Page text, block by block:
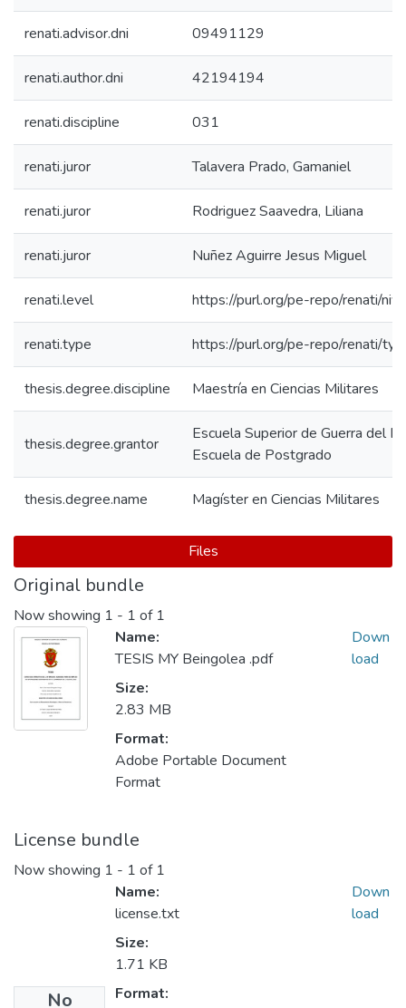
renati.advisor.dni 09491129
renati.author.dni 42194194
renati.discipline 031
renati.juror Talavera Prado, Gamaniel
renati.juror Rodriguez Saavedra, Liliana
renati.juror Nuñez Aguirre Jesus Miguel
renati.level https://purl.org/pe-repo/renati/
renati.type https://purl.org/pe-repo/renati/
thesis.degree.discipline Maestría en Ciencias Militares
thesis.degree.grantor
Escuela Superior de Guerra del
Escuela de Postgrado
thesis.degree.name Magíster en Ciencias Militares
Files
Original bundle
Now showing 1 - 1 of 1
Name:
TESIS MY Beingolea .pdf
Size:
2.83 MB
Format:
Adobe Portable Document
Format
Down
load
License bundle
Now showing 1 - 1 of 1
No
Name:
license.txt
Size:
1.71 KB
Format:
Down
load